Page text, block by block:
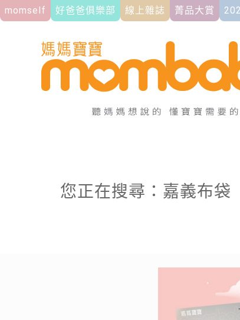
momself 好爸爸俱樂部 線上雜誌 菁品大賞
您正在搜尋：嘉義布袋